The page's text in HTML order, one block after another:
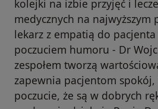
kolejki na izbie przyjęć i
medycznych na najwyższym
lekarz z empatią do
poczuciem humoru - Dr
zespołem tworzą
zapewnia pacjentom spokój,
poczucie, że są w dobrych